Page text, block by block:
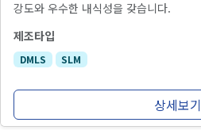
강도와 우수한 내식성을 갖습니다.
제조타입
DMLS SLM
상세보기